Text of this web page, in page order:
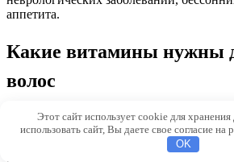
аппетита.
Какие витамины нужны
волос
В этом случае необходимо устранить
B2, B6, B7, B9 и B12 путем добавления
крупы, бобовые, шпинат, семена
Этот сайт использует cookie для
использовать сайт, Вы даете свое согласие на
OK